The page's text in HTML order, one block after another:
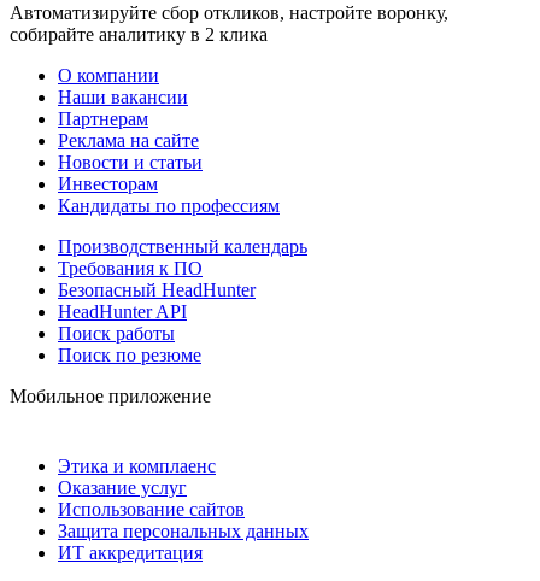
Автоматизируйте сбор откликов, настройте воронку,
собирайте аналитику в 2 клика
О компании
Наши вакансии
Партнерам
Реклама на сайте
Новости и статьи
Инвесторам
Кандидаты по профессиям
Производственный календарь
Требования к ПО
Безопасный HeadHunter
HeadHunter API
Поиск работы
Поиск по резюме
Мобильное приложение
Этика и комплаенс
Оказание услуг
Использование сайтов
Защита персональных данных
ИТ аккредитация